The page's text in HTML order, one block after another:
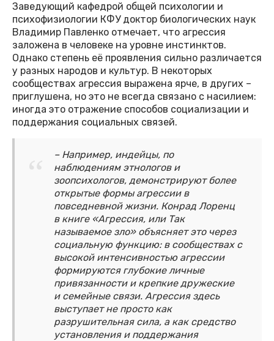
Заведующий кафедрой общей психологии и
психофизиологии КФУ доктор биологических наук
Владимир Павленко отмечает, что агрессия
заложена в человеке на уровне инстинктов.
Однако степень её проявления сильно различается
у разных народов и культур. В некоторых
сообществах агрессия выражена ярче, в других –
приглушена, но это не всегда связано с насилием:
иногда это отражение способов социализации и
поддержания социальных связей.
– Например, индейцы, по
наблюдениям этнологов и
зоопсихологов, демонстрируют более
открытые формы агрессии в
повседневной жизни. Конрад Лоренц
в книге «Агрессия, или Так
называемое зло» объясняет это через
социальную функцию: в сообществах с
высокой интенсивностью агрессии
формируются глубокие личные
привязанности и крепкие дружеские
и семейные связи. Агрессия здесь
выступает не просто как
разрушительная сила, а как средство
установления и поддержания